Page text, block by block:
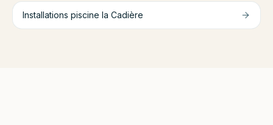
Installations piscine la Cadière